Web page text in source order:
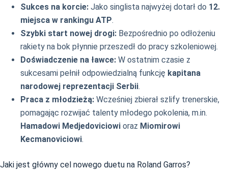
Sukces na korcie: Jako singlista najwyżej dotarł do 12.
miejsca w rankingu ATP.
Szybki start nowej drogi: Bezpośrednio po odłożeniu
rakiety na bok płynnie przeszedł do pracy szkoleniowej.
Doświadczenie na ławce: W ostatnim czasie z
sukcesami pełnił odpowiedzialną funkcję kapitana
narodowej reprezentacji Serbii.
Praca z młodzieżą: Wcześniej zbierał szlify trenerskie,
pomagając rozwijać talenty młodego pokolenia, m.in.
Hamadowi Medjedoviciowi oraz Miomirowi
Kecmanoviciowi.
Jaki jest główny cel nowego duetu na Roland Garros?